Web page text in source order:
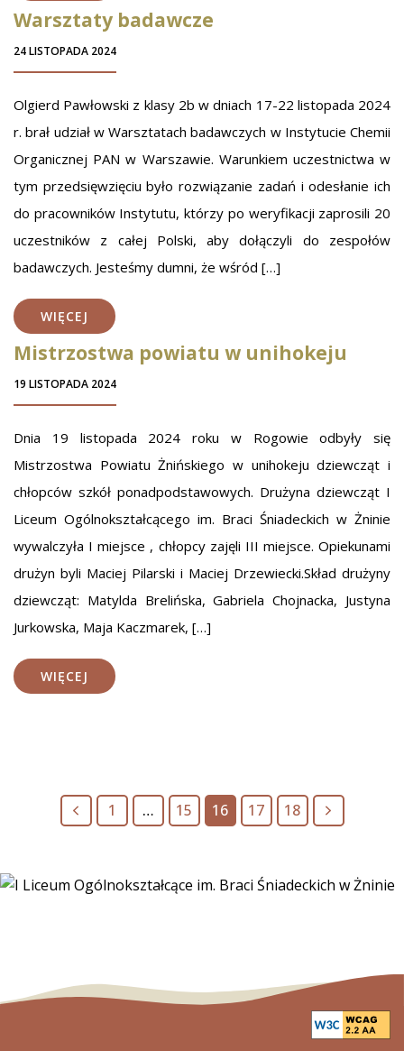
Warsztaty badawcze
24 LISTOPADA 2024
Olgierd Pawłowski z klasy 2b w dniach 17-22 listopada 2024
r. brał udział w Warsztatach badawczych w Instytucie Chemii
Organicznej PAN w Warszawie. Warunkiem uczestnictwa w
tym przedsięwzięciu było rozwiązanie zadań i odesłanie ich
do pracowników Instytutu, którzy po weryfikacji zaprosili 20
uczestników z całej Polski, aby dołączyli do zespołów
badawczych. Jesteśmy dumni, że wśród […]
WIĘCEJ
Mistrzostwa powiatu w unihokeju
19 LISTOPADA 2024
Dnia 19 listopada 2024 roku w Rogowie odbyły się
Mistrzostwa Powiatu Żnińskiego w unihokeju dziewcząt i
chłopców szkół ponadpodstawowych. Drużyna dziewcząt I
Liceum Ogólnokształcącego im. Braci Śniadeckich w Żninie
wywalczyła I miejsce , chłopcy zajęli III miejsce. Opiekunami
drużyn byli Maciej Pilarski i Maciej Drzewiecki.Skład drużyny
dziewcząt: Matylda Brelińska, Gabriela Chojnacka, Justyna
Jurkowska, Maja Kaczmarek, […]
WIĘCEJ
Poprzednia
strona
1 … 15 16 17 18
Następna
strona